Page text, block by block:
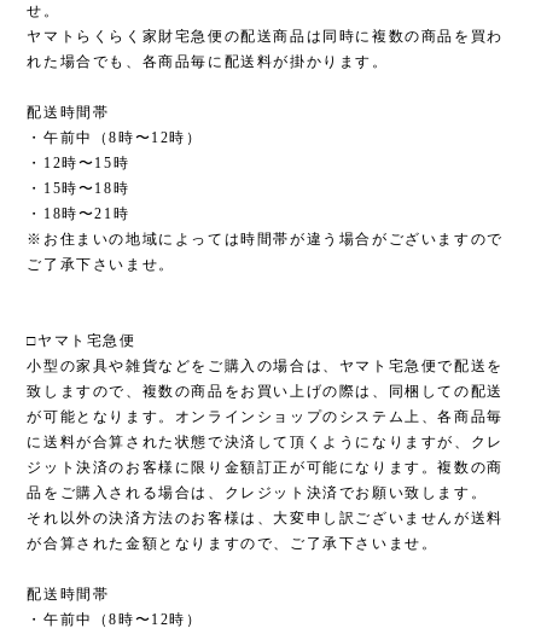
せ。
ヤマトらくらく家財宅急便の配送商品は同時に複数の商品を買わ
れた場合でも、各商品毎に配送料が掛かります。
配送時間帯
・午前中（8時〜12時）
・12時〜15時
・15時〜18時
・18時〜21時
※お住まいの地域によっては時間帯が違う場合がございますので
ご了承下さいませ。
□ヤマト宅急便
小型の家具や雑貨などをご購入の場合は、ヤマト宅急便で配送を
致しますので、複数の商品をお買い上げの際は、同梱しての配送
が可能となります。オンラインショップのシステム上、各商品毎
に送料が合算された状態で決済して頂くようになりますが、クレ
ジット決済のお客様に限り金額訂正が可能になります。複数の商
品をご購入される場合は、クレジット決済でお願い致します。
それ以外の決済方法のお客様は、大変申し訳ございませんが送料
が合算された金額となりますので、ご了承下さいませ。
配送時間帯
・午前中（8時〜12時）